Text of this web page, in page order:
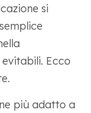
si
Ecco
più adatto a